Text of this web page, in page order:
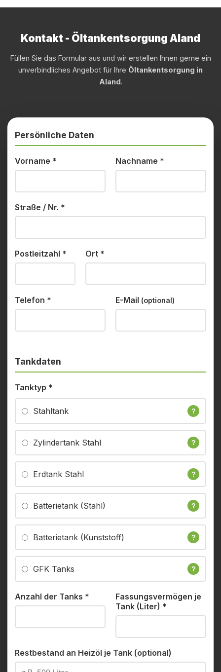
Kontakt - Öltankentsorgung Aland
Füllen Sie das Formular aus und wir erstellen Ihnen gerne ein
unverbindliches Angebot für Ihre Öltankentsorgung in
Aland.
Persönliche Daten
Vorname * Nachname *
Straße / Nr. *
Postleitzahl * Ort *
Telefon * E-Mail (optional)
Tankdaten
Tanktyp *
Stahltank ?
Zylindertank Stahl ?
Erdtank Stahl ?
Batterietank (Stahl) ?
Batterietank (Kunststoff) ?
GFK Tanks ?
Anzahl der Tanks *
Fassungsvermögen je
Tank (Liter) *
Restbestand an Heizöl je Tank (optional)